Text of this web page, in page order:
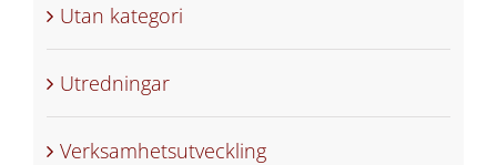
Utan kategori
Utredningar
Verksamhetsutveckling